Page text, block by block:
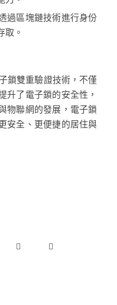
過區塊鏈技術進行身份
取。
鎖雙重驗證技術，不僅
升了電子鎖的安全性，
物聯網的發展，電子鎖
安全、更便捷的居住與